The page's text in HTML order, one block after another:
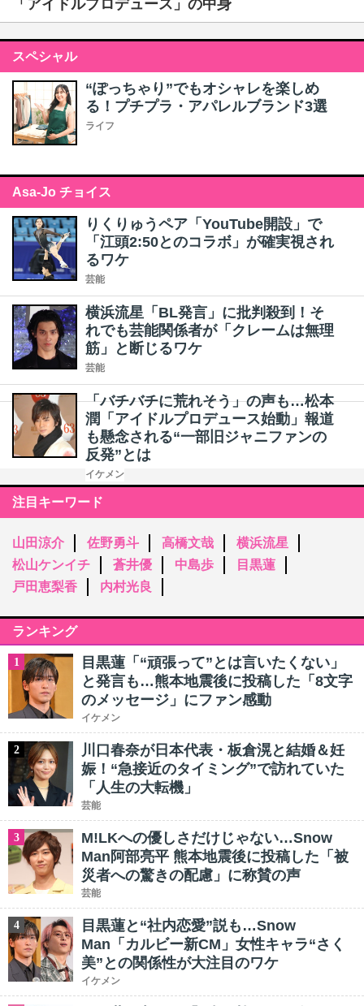
「アイドルプロデュース」の中身
スペシャル
“ぽっちゃり”でもオシャレを楽しめ
る！プチプラ・アパレルブランド3選
ライフ
Asa-Jo チョイス
りくりゅうペア「YouTube開設」で
「江頭2:50とのコラボ」が確実視され
るワケ
芸能
横浜流星「BL発言」に批判殺到！そ
れでも芸能関係者が「クレームは無理
筋」と断じるワケ
芸能
「バチバチに荒れそう」の声も…松本
潤「アイドルプロデュース始動」報道
も懸念される“一部旧ジャニファンの
反発”とは
イケメン
注目キーワード
山田涼介 佐野勇斗 高橋文哉
横浜流星
松山ケンイチ
蒼井優 中島歩
目黒蓮
戸田恵梨香
内村光良
ランキング
1
目黒蓮「“頑張って”とは言いたくない」
と発言も…熊本地震後に投稿した「8文字
のメッセージ」にファン感動
イケメン
2
川口春奈が日本代表・板倉滉と結婚＆妊
娠！“急接近のタイミング”で訪れていた
「人生の大転機」
芸能
3
M!LKへの優しさだけじゃない…Snow
Man阿部亮平 熊本地震後に投稿した「被
災者への驚きの配慮」に称賛の声
芸能
4
目黒蓮と“社内恋愛”説も…Snow
Man「カルビー新CM」女性キャラ“さく
美”との関係性が大注目のワケ
イケメン